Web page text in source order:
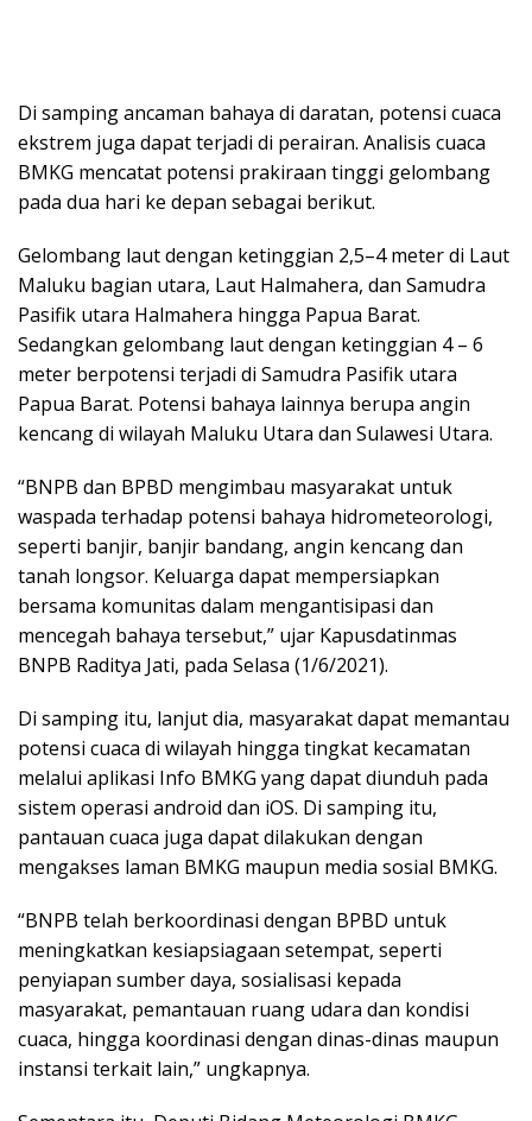
Di samping ancaman bahaya di daratan, potensi cuaca
ekstrem juga dapat terjadi di perairan. Analisis cuaca
BMKG mencatat potensi prakiraan tinggi gelombang
pada dua hari ke depan sebagai berikut.
Gelombang laut dengan ketinggian 2,5–4 meter di Laut
Maluku bagian utara, Laut Halmahera, dan Samudra
Pasifik utara Halmahera hingga Papua Barat.
Sedangkan gelombang laut dengan ketinggian 4 – 6
meter berpotensi terjadi di Samudra Pasifik utara
Papua Barat. Potensi bahaya lainnya berupa angin
kencang di wilayah Maluku Utara dan Sulawesi Utara.
“BNPB dan BPBD mengimbau masyarakat untuk
waspada terhadap potensi bahaya hidrometeorologi,
seperti banjir, banjir bandang, angin kencang dan
tanah longsor. Keluarga dapat mempersiapkan
bersama komunitas dalam mengantisipasi dan
mencegah bahaya tersebut,” ujar Kapusdatinmas
BNPB Raditya Jati, pada Selasa (1/6/2021).
Di samping itu, lanjut dia, masyarakat dapat memantau
potensi cuaca di wilayah hingga tingkat kecamatan
melalui aplikasi Info BMKG yang dapat diunduh pada
sistem operasi android dan iOS. Di samping itu,
pantauan cuaca juga dapat dilakukan dengan
mengakses laman BMKG maupun media sosial BMKG.
“BNPB telah berkoordinasi dengan BPBD untuk
meningkatkan kesiapsiagaan setempat, seperti
penyiapan sumber daya, sosialisasi kepada
masyarakat, pemantauan ruang udara dan kondisi
cuaca, hingga koordinasi dengan dinas-dinas maupun
instansi terkait lain,” ungkapnya.